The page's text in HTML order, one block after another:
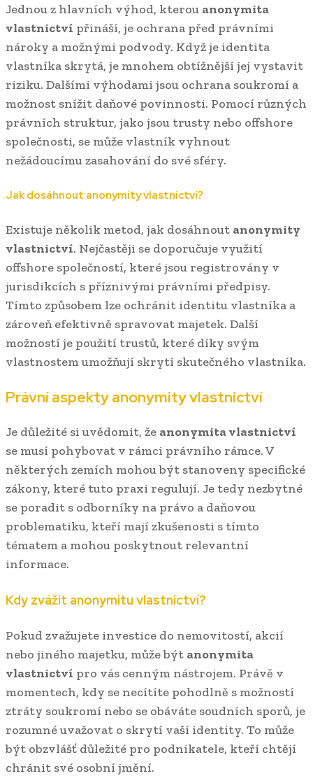
Jednou z hlavních výhod, kterou anonymita
vlastnictví přináší, je ochrana před právními
nároky a možnými podvody. Když je identita
vlastníka skrytá, je mnohem obtížnější jej vystavit
riziku. Dalšími výhodami jsou ochrana soukromí a
možnost snížit daňové povinnosti. Pomocí různých
právních struktur, jako jsou trusty nebo offshore
společnosti, se může vlastník vyhnout
nežádoucímu zasahování do své sféry.
Jak dosáhnout anonymity vlastnictví?
Existuje několik metod, jak dosáhnout anonymity
vlastnictví. Nejčastěji se doporučuje využití
offshore společností, které jsou registrovány v
jurisdikcích s příznivými právními předpisy.
Tímto způsobem lze ochránit identitu vlastníka a
zároveň efektivně spravovat majetek. Další
možností je použití trustů, které díky svým
vlastnostem umožňují skrytí skutečného vlastníka.
Právní aspekty anonymity vlastnictví
Je důležité si uvědomit, že anonymita vlastnictví
se musí pohybovat v rámci právního rámce. V
některých zemích mohou být stanoveny specifické
zákony, které tuto praxi regulují. Je tedy nezbytné
se poradit s odborníky na právo a daňovou
problematiku, kteří mají zkušenosti s tímto
tématem a mohou poskytnout relevantní
informace.
Kdy zvážit anonymitu vlastnictví?
Pokud zvažujete investice do nemovitostí, akcií
nebo jiného majetku, může být anonymita
vlastnictví pro vás cenným nástrojem. Právě v
momentech, kdy se necítíte pohodlně s možností
ztráty soukromí nebo se obáváte soudních sporů, je
rozumné uvažovat o skrytí vaší identity. To může
být obzvlášť důležité pro podnikatele, kteří chtějí
chránit své osobní jmění.